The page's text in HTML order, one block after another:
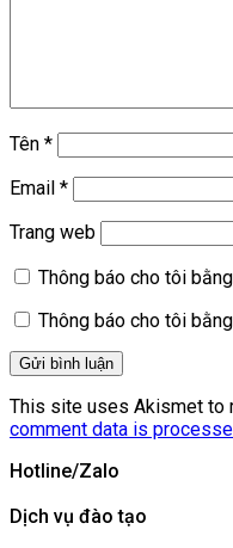
Tên *
Email *
Trang web
Thông báo cho tôi
Thông báo cho tôi
This site uses Akismet to
comment data is
Hotline/Zalo
Dịch vụ đào tạo